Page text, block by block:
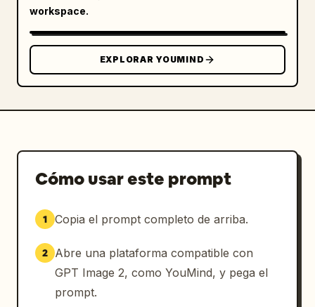
        "text_detail": "
      },
volantes)",
        "labels": ["Nivel superior", "2.º
la falda (forro)"]
      },
      {
        "id": "6",
        "description": "Piezas del patrón de
workspace.
EXPLORAR YOUMIND
Cómo usar este prompt
1 Copia el prompt completo de arriba.
2
Abre una plataforma compatible con
GPT Image 2, como YouMind, y pega el
prompt.